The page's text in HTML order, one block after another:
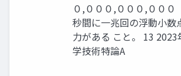
０,０００,０００,０００
秒間に一兆回の浮動小数
力がある こと。 13 2023
学技術特論A